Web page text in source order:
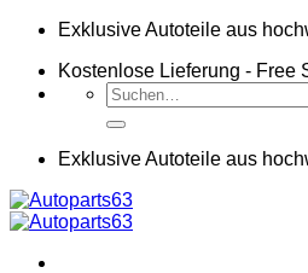
Zum
springen
Exklusive Autoteile aus
Kostenlose Lieferung - Free
Suchen
nach:
Exklusive Autoteile aus